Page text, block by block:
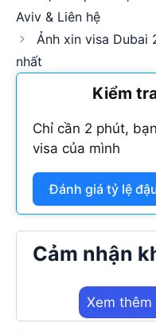
Aviv & Liên hệ
Ảnh xin visa Dubai
nhất
Kiểm
Chỉ cần 2 phút,
visa của mình
Đánh giá tỷ lệ
Cảm nhận
Xem thêm